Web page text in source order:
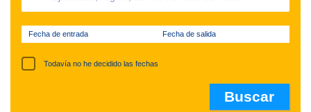
Fecha de entrada Fecha de salida
Todavía no he decidido las fechas